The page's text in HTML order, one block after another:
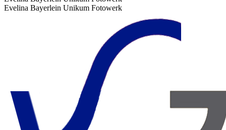
Evelina Bayerlein Unikum Fotowerk